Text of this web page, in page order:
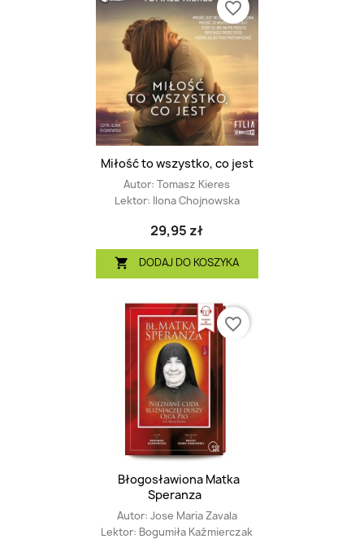
Miłość to wszystko, co jest
Autor: Tomasz Kieres
Lektor: Ilona Chojnowska
29,95 zł
 DODAJ DO KOSZYKA
favorite_border
Błogosławiona Matka
Speranza
Autor: Jose Maria Zavala
Lektor: Bogumiła Kaźmierczak
favorite_border